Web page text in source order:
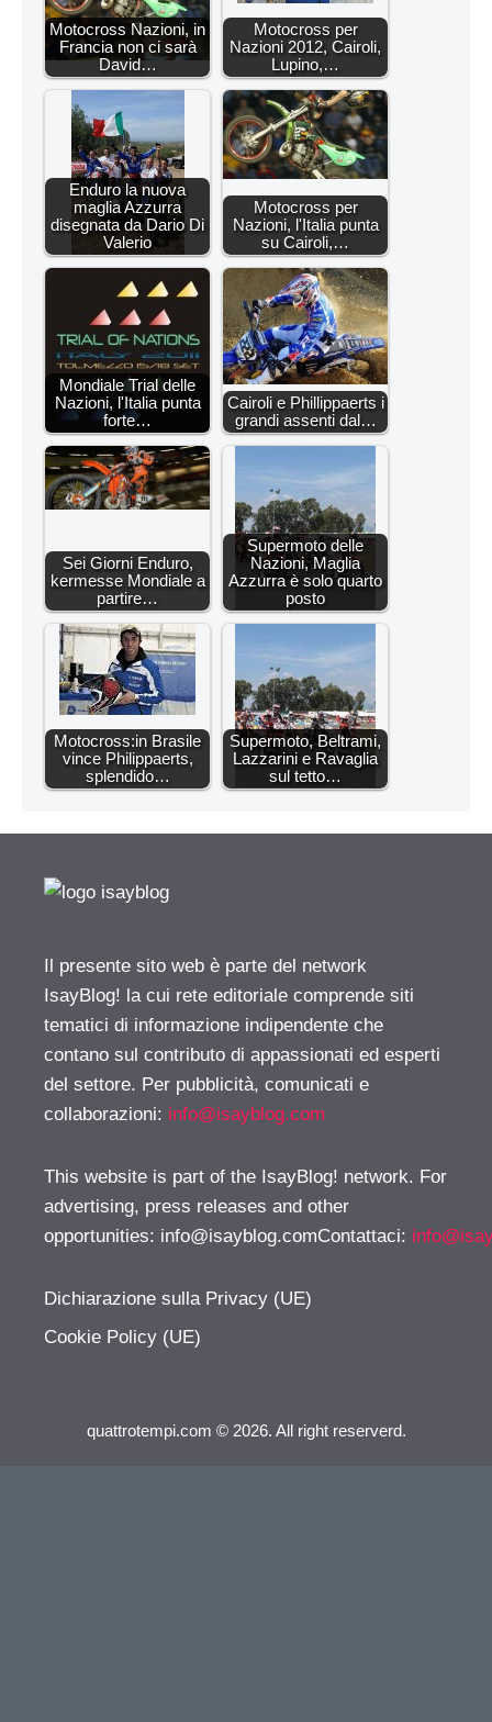
Motocross Nazioni, in
Francia non ci sarà
David…
Motocross per
Nazioni 2012, Cairoli,
Lupino,…
Enduro la nuova
maglia Azzurra
disegnata da Dario Di
Valerio
Motocross per
Nazioni, l'Italia punta
su Cairoli,…
Mondiale Trial delle
Nazioni, l'Italia punta
forte…
Cairoli e Phillippaerts i
grandi assenti dal…
Sei Giorni Enduro,
kermesse Mondiale a
partire…
Supermoto delle
Nazioni, Maglia
Azzurra è solo quarto
posto
Motocross:in Brasile
vince Philippaerts,
splendido…
Supermoto, Beltrami,
Lazzarini e Ravaglia
sul tetto…
Il presente sito web è parte del network
IsayBlog! la cui rete editoriale comprende siti
tematici di informazione indipendente che
contano sul contributo di appassionati ed esperti
del settore. Per pubblicità, comunicati e
collaborazioni: info@isayblog.com
This website is part of the IsayBlog! network. For
advertising, press releases and other
opportunities: info@isayblog.comContattaci:
Dichiarazione sulla Privacy (UE)
Cookie Policy (UE)
quattrotempi.com © 2026. All right reserverd.